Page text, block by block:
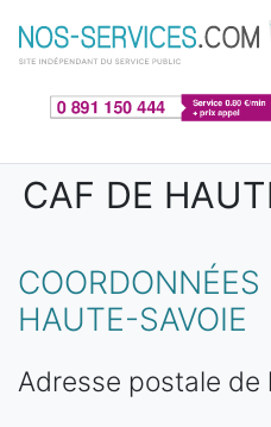
Aller au contenu principal
CAF DE
HAUTE-SAVOIE
Adresse postale de